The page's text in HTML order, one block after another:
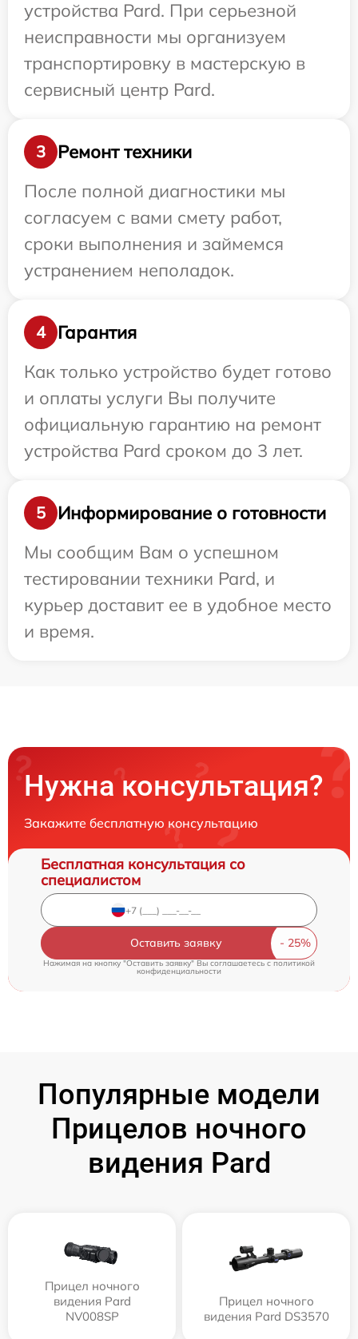
устройства Pard. При серьезной
неисправности мы организуем
транспортировку в мастерскую в
сервисный центр Pard.
3
Ремонт техники
После полной диагностики мы
согласуем с вами смету работ,
сроки выполнения и займемся
устранением неполадок.
4
Гарантия
Как только устройство будет готово
и оплаты услуги Вы получите
официальную гарантию на ремонт
устройства Pard сроком до 3 лет.
5
Информирование о готовности
Мы сообщим Вам о успешном
тестировании техники Pard, и
курьер доставит ее в удобное место
и время.
Нужна консультация?
Закажите бесплатную консультацию
Бесплатная консультация со
специалистом
Оставить заявку
Нажимая на кнопку "Оставить заявку" Вы соглашаетесь c политикой
конфиденциальности
Популярные модели
Прицелов ночного
видения Pard
Прицел ночного
видения Pard
NV008SP
Прицел ночного
видения Pard DS3570